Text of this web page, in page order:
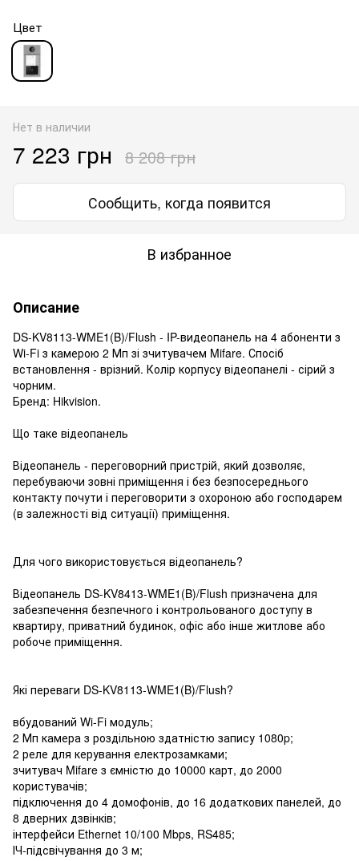
Цвет
Нет в наличии
7 223 грн 8 208 грн
Сообщить, когда появится
В избранное
Описание
DS-KV8113-WME1(B)/Flush - IP-видеопанель на 4 абоненти з
Wi-Fi з камерою 2 Мп зі зчитувачем Mifare. Спосіб
встановлення - врізний. Колір корпусу відеопанелі - сірий з
чорним.
Бренд: Hikvision.
Що таке відеопанель
Відеопанель - переговорний пристрій, який дозволяє,
перебуваючи зовні приміщення і без безпосереднього
контакту почути і переговорити з охороною або господарем
(в залежності від ситуації) приміщення.
Для чого використовується відеопанель?
Відеопанель DS-KV8413-WME1(B)/Flush призначена для
забезпечення безпечного і контрольованого доступу в
квартиру, приватний будинок, офіс або інше житлове або
робоче приміщення.
Які переваги DS-KV8113-WME1(B)/Flush?
вбудований Wi-Fi модуль;
2 Мп камера з роздільною здатністю запису 1080p;
2 реле для керування електрозамками;
зчитувач Mifare з ємністю до 10000 карт, до 2000
користувачів;
підключення до 4 домофонів, до 16 додаткових панелей, до
8 дверних дзвінків;
інтерфейси Ethernet 10/100 Mbps, RS485;
ІЧ-підсвічування до 3 м;